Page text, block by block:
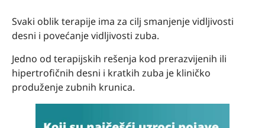
Svaki oblik terapije ima za cilj smanjenje vidljivosti
desni i povećanje vidljivosti zuba.
Jedno od terapijskih rešenja kod prerazvijenih ili
hipertrofičnih desni i kratkih zuba je kliničko
produženje zubnih krunica.